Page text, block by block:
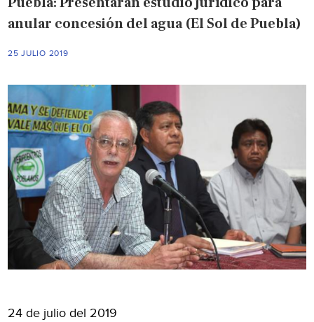
anular concesión del agua (El Sol de Puebla)
25 JULIO 2019
24 de julio del 2019